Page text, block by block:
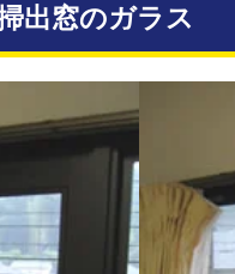
出窓のガラス